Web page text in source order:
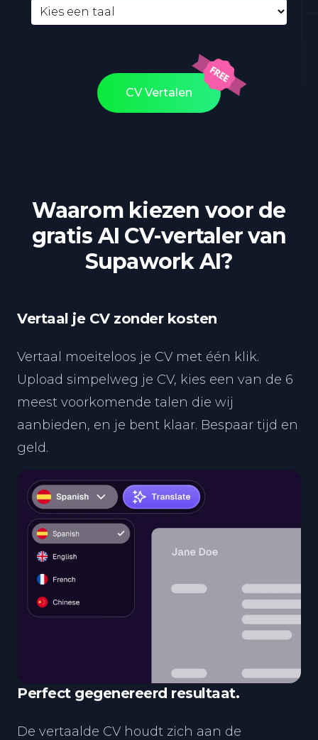
CV Vertalen
Waarom kiezen voor de
gratis AI CV-vertaler van
Supawork AI?
Vertaal je CV zonder kosten
Vertaal moeiteloos je CV met één klik.
Upload simpelweg je CV, kies een van de 6
meest voorkomende talen die wij
aanbieden, en je bent klaar. Bespaar tijd en
geld.
Perfect gegenereerd resultaat.
De vertaalde CV houdt zich aan de